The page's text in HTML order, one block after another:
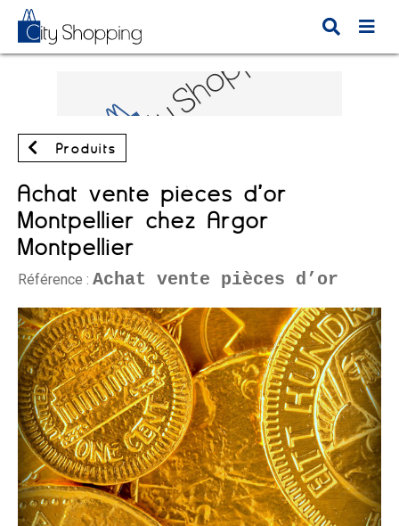
Produits
Achat vente pièces d’or
Montpellier chez Argor
Montpellier
Référence : Achat vente pièces d’or